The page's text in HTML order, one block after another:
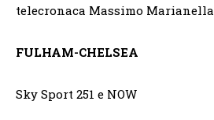
telecronaca Massimo Marianella
FULHAM-CHELSEA
Sky Sport 251 e NOW